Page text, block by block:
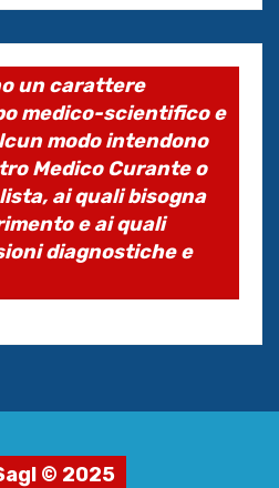
un carattere
medico-scientifico e
modo intendono
Medico Curante o
ai quali bisogna
e ai quali
diagnostiche e
© 2025